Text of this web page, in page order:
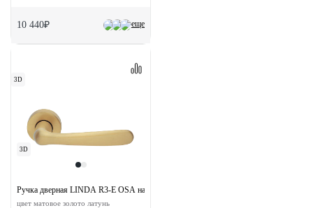
еще
10 440₽
3D
3D
Ручка дверная LINDA R3-E OSA на круглой розетке
цвет матовое золото латунь